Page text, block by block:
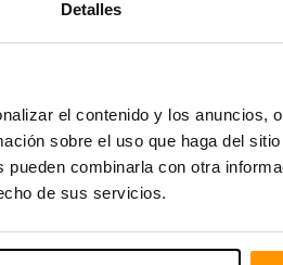
Detalles
el contenido y los anuncios,
sobre el uso que haga del
combinarla con otra
de sus servicios.
Seleccione su servidor →
(MC 1.20.1))
Disfrute jugando en el servidor!